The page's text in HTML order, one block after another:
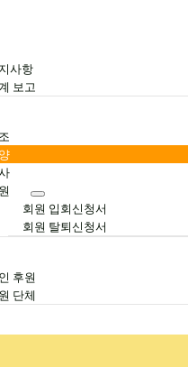
사항
보고
회원 입회신청서
회원 탈퇴신청서
후원
단체